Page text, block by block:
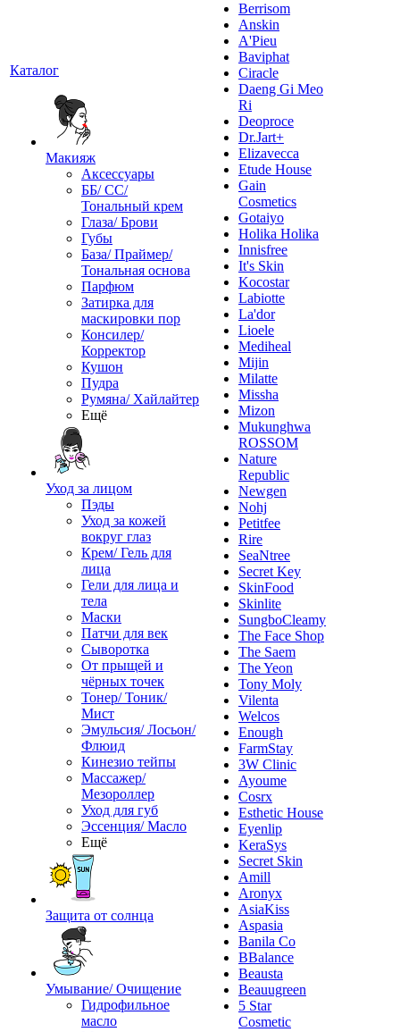
Каталог
Макияж
Аксессуары
ББ/ СС/
Тональный крем
Глаза/ Брови
Губы
База/ Праймер/
Тональная основа
Парфюм
Затирка для
маскировки пор
Консилер/
Корректор
Кушон
Пудра
Румяна/ Хайлайтер
Ещё
Уход за лицом
Пэды
Уход за кожей
вокруг глаз
Крем/ Гель для
лица
Гели для лица и
тела
Маски
Патчи для век
Сыворотка
От прыщей и
чёрных точек
Тонер/ Тоник/
Мист
Эмульсия/ Лосьон/
Флюид
Кинезио тейпы
Массажер/
Мезороллер
Уход для губ
Эссенция/ Масло
Ещё
Защита от солнца
Умывание/ Очищение
Гидрофильное
масло
Berrisom
Anskin
A'Pieu
Baviphat
Ciracle
Daeng Gi Meo
Ri
Deoproce
Dr.Jart+
Elizavecca
Etude House
Gain
Cosmetics
Gotaiyo
Holika Holika
Innisfree
It's Skin
Kocostar
Labiotte
La'dor
Lioele
Mediheal
Mijin
Milatte
Missha
Mizon
Mukunghwa
ROSSOM
Nature
Republic
Newgen
Nohj
Petitfee
Rire
SeaNtree
Secret Key
SkinFood
Skinlite
SungboCleamy
The Face Shop
The Saem
The Yeon
Tony Moly
Vilenta
Welcos
Enough
FarmStay
3W Clinic
Ayoume
Cosrx
Esthetic House
Eyenlip
KeraSys
Secret Skin
Amill
Aronyx
AsiaKiss
Aspasia
Banila Co
BBalance
Beausta
Beauugreen
5 Star
Cosmetic